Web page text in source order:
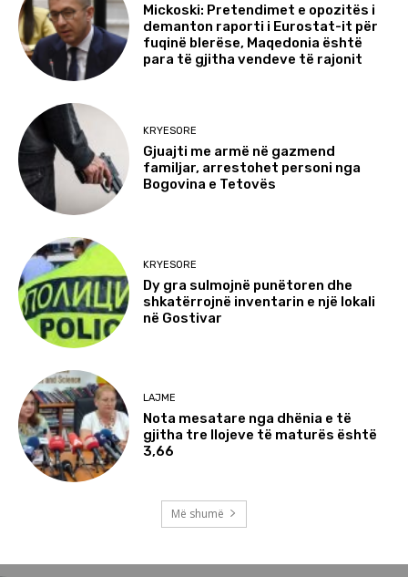
Mickoski: Pretendimet e opozitës i
demanton raporti i Eurostat-it për
fuqinë blerëse, Maqedonia është
para të gjitha vendeve të rajonit
KRYESORE
Gjuajti me armë në gazmend
familjar, arrestohet personi nga
Bogovina e Tetovës
KRYESORE
Dy gra sulmojnë punëtoren dhe
shkatërrojnë inventarin e një lokali
në Gostivar
LAJME
Nota mesatare nga dhënia e të
gjitha tre llojeve të maturës është
3,66
Më shumë